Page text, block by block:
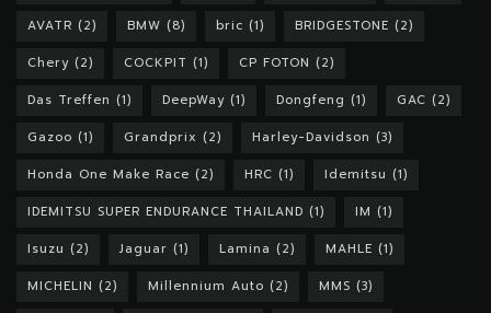
AVATR (2) BMW (8) bric (1) BRIDGESTONE (2)
Chery (2) COCKPIT (1) CP FOTON (2)
Das Treffen (1) DeepWay (1) Dongfeng (1) GAC (2)
Gazoo (1) Grandprix (2) Harley-Davidson (3)
Honda One Make Race (2) HRC (1) Idemitsu (1)
IDEMITSU SUPER ENDURANCE THAILAND (1) IM (1)
Isuzu (2) Jaguar (1) Lamina (2) MAHLE (1)
MICHELIN (2) Millennium Auto (2) MMS (3)